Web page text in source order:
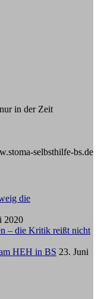
in der Zeit
selbsthilfe-bs.de
die
2020
– die Kritik reißt nicht
HEH in BS 23. Juni